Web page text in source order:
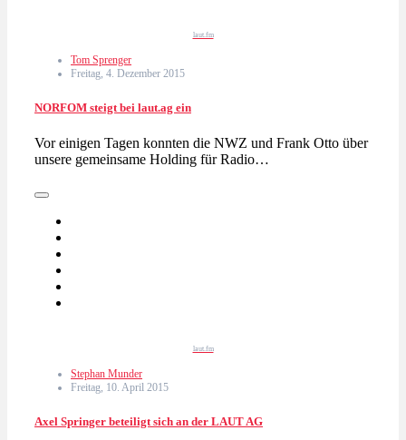
laut.fm
Tom Sprenger
Freitag, 4. Dezember 2015
NORFOM steigt bei laut.ag ein
Vor einigen Tagen konnten die NWZ und Frank Otto über
unsere gemeinsame Holding für Radio…
laut.fm
Stephan Munder
Freitag, 10. April 2015
Axel Springer beteiligt sich an der LAUT AG